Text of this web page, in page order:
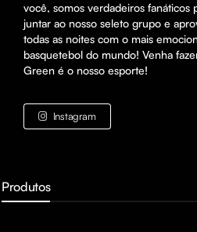
você, somos verdadeiros fanáticos
juntar ao nosso seleto grupo e
todas as noites com o mais
basquetebol do mundo! Venha
Green é o nosso esporte!
Instagram
Produtos